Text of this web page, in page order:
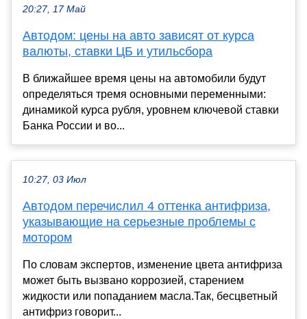
20:27, 17 Май
Автодом: цены на авто зависят от курса
валюты, ставки ЦБ и утильсбора
В ближайшее время цены на автомобили будут
определяться тремя основными переменными:
динамикой курса рубля, уровнем ключевой ставки
Банка России и во...
10:27, 03 Июл
Автодом перечислил 4 оттенка антифриза,
указывающие на серьезные проблемы с
мотором
По словам экспертов, изменение цвета антифриза
может быть вызвано коррозией, старением
жидкости или попаданием масла.Так, бесцветный
антифриз говорит...